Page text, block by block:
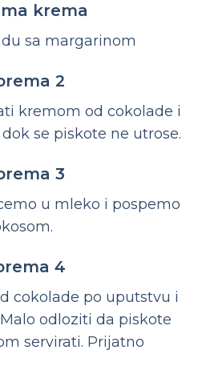
krema
sa margarinom
2
kremom od cokolade i
se piskote ne utrose.
3
u mleko i pospemo
4
cokolade po uputstvu i
odloziti da piskote
servirati. Prijatno